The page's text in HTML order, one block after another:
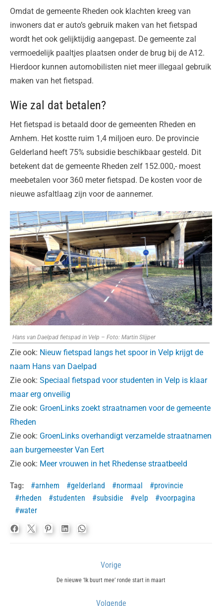
Omdat de gemeente Rheden ook klachten kreeg van
inwoners dat er auto’s gebruik maken van het fietspad
wordt het ook gelijktijdig aangepast. De gemeente zal
vermoedelijk paaltjes plaatsen onder de brug bij de A12.
Hierdoor kunnen automobilisten niet meer illegaal gebruik
maken van het fietspad.
Wie zal dat betalen?
Het fietspad is betaald door de gemeenten Rheden en
Arnhem. Het kostte ruim 1,4 miljoen euro. De provincie
Gelderland heeft 75% subsidie beschikbaar gesteld. Dit
betekent dat de gemeente Rheden zelf 152.000,- moest
meebetalen voor 360 meter fietspad. De kosten voor de
nieuwe asfaltlaag zijn voor de aannemer.
Hans van Daelpad fietspad in Velp – Foto: Martin Slijper
Zie ook: Nieuw fietspad langs het spoor in Velp krijgt de
naam Hans van Daelpad
Zie ook: Speciaal fietspad voor studenten in Velp is klaar
maar erg onveilig
Zie ook: GroenLinks zoekt straatnamen voor de gemeente
Rheden
Zie ook: GroenLinks overhandigt verzamelde straatnamen
aan burgemeester Van Eert
Zie ook: Meer vrouwen in het Rhedense straatbeeld
Tag: arnhem gelderland normaal
provincie
rheden
studenten subsidie velp
voorpagina
water
Vorige
Previous
De nieuwe ‘Ik buurt mee’ ronde start in maart
Volgende